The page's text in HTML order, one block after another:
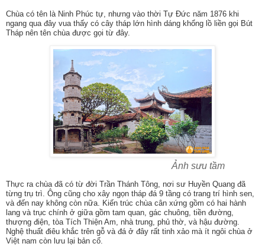
Chùa có tên là Ninh Phúc tự, nhưng vào thời Tự Đức năm 1876 khi
ngang qua đây vua thấy có cây tháp lớn hình dáng khổng lồ liền gọi Bút
Tháp nên tên chùa được gọi từ đây.
Ảnh sưu tầm
Thực ra chùa đã có từ đời Trần Thánh Tông, nơi sư Huyền Quang đã
từng trụ trì. Ông cũng cho xây ngọn tháp đá 9 tầng có trang trí hình sen,
và đến nay không còn nữa. Kiến trúc chùa cân xứng gồm có hai hành
lang và trục chính ở giữa gồm tam quan, gác chuông, tiền đường,
thượng điện, tòa Tích Thiện Am, nhà trung, phủ thờ, và hậu đường.
Nghệ thuất điêu khắc trên gỗ và đá ở đây rất tinh xảo mà ít ngôi chùa ở
Việt nam còn lưu lại bản cổ.